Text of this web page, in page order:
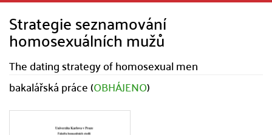
Strategie seznamování
homosexuálních mužů
The dating strategy of homosexual men
bakalářská práce (OBHÁJENO)